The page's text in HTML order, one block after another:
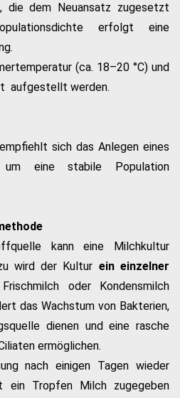
, die dem Neuansatz zugesetzt
erfolgt eine
(ca. 18–20 °C) und
aufgestellt werden.
sich das Anlegen eines
um eine stabile Population
kann eine Milchkultur
wird der Kultur ein einzelner
oder Kondensmilch
das Wachstum von Bakterien,
dienen und eine rasche
ermöglichen.
nach einigen Tagen wieder
ein Tropfen Milch zugegeben